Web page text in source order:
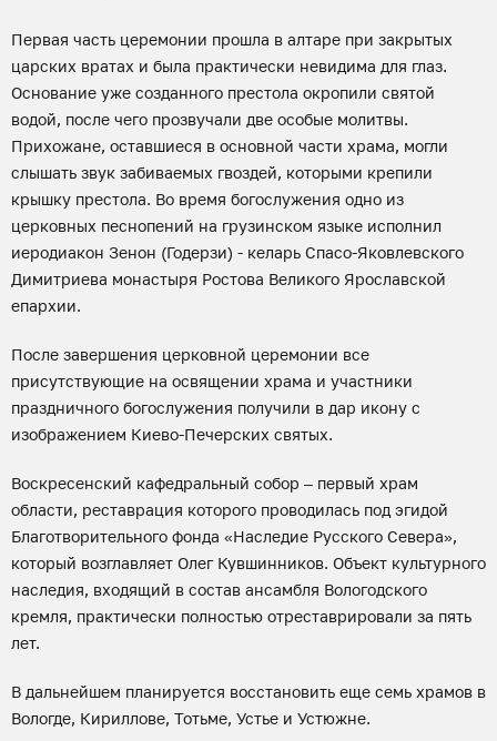
Первая часть церемонии прошла в алтаре при закрытых
царских вратах и была практически невидима для глаз.
Основание уже созданного престола окропили святой
водой, после чего прозвучали две особые молитвы.
Прихожане, оставшиеся в основной части храма, могли
слышать звук забиваемых гвоздей, которыми крепили
крышку престола. Во время богослужения одно из
церковных песнопений на грузинском языке исполнил
иеродиакон Зенон (Годерзи) - келарь Спасо-Яковлевского
Димитриева монастыря Ростова Великого Ярославской
епархии.
После завершения церковной церемонии все
присутствующие на освящении храма и участники
праздничного богослужения получили в дар икону с
изображением Киево-Печерских святых.
Воскресенский кафедральный собор – первый храм
области, реставрация которого проводилась под эгидой
Благотворительного фонда «Наследие Русского Севера»,
который возглавляет Олег Кувшинников. Объект культурного
наследия, входящий в состав ансамбля Вологодского
кремля, практически полностью отреставрировали за пять
лет.
В дальнейшем планируется восстановить еще семь храмов в
Вологде, Кириллове, Тотьме, Устье и Устюжне.